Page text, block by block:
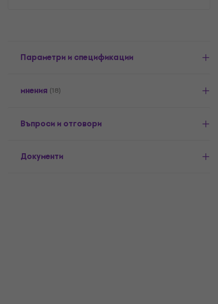
Параметри и спецификации
мнения (18)
Въпроси и отговори
Документи